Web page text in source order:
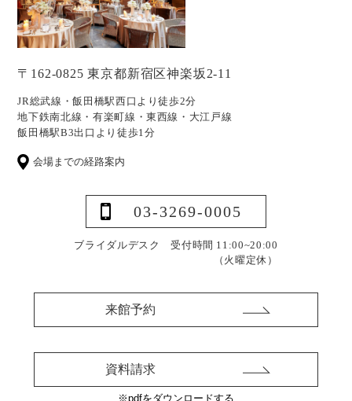
〒162-0825 東京都新宿区神楽坂2-11
JR総武線・飯田橋駅西口より徒歩2分
地下鉄南北線・有楽町線・東西線・大江戸線
飯田橋駅B3出口より徒歩1分
会場までの経路案内
03-3269-0005
ブライダルデスク 受付時間 11:00~20:00
（火曜定休）
来館予約
資料請求
※pdfをダウンロードする